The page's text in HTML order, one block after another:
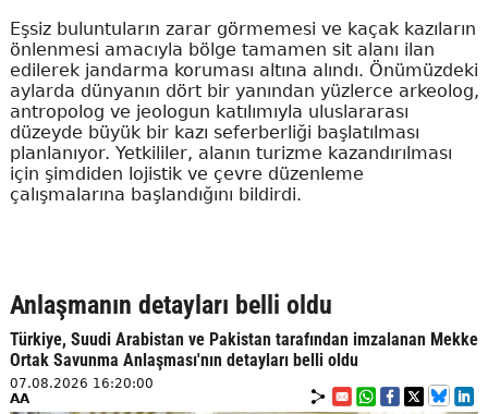
Eşsiz buluntuların zarar görmemesi ve kaçak kazıların
önlenmesi amacıyla bölge tamamen sit alanı ilan
edilerek jandarma koruması altına alındı. Önümüzdeki
aylarda dünyanın dört bir yanından yüzlerce arkeolog,
antropolog ve jeologun katılımıyla uluslararası
düzeyde büyük bir kazı seferberliği başlatılması
planlanıyor. Yetkililer, alanın turizme kazandırılması
için şimdiden lojistik ve çevre düzenleme
çalışmalarına başlandığını bildirdi.
Anlaşmanın detayları belli oldu
Türkiye, Suudi Arabistan ve Pakistan tarafından imzalanan Mekke
Ortak Savunma Anlaşması'nın detayları belli oldu
07.08.2026 16:20:00
AA